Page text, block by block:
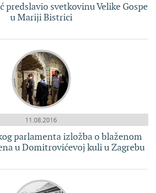
predslavio svetkovinu Velike Gospe
u Mariji Bistrici
11.08.2016
parlamenta izložba o blaženom
u Domitrovićevoj kuli u Zagrebu